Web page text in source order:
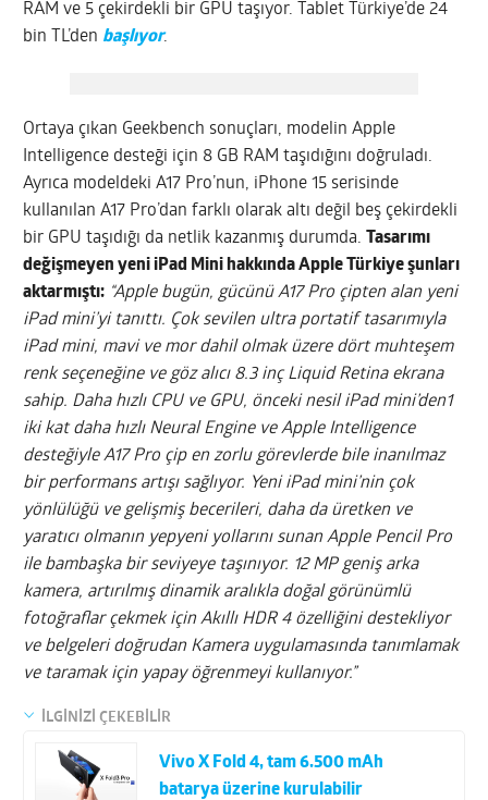
RAM ve 5 çekirdekli bir GPU taşıyor. Tablet Türkiye’de 24
bin TL’den başlıyor.
Ortaya çıkan Geekbench sonuçları, modelin Apple
Intelligence desteği için 8 GB RAM taşıdığını doğruladı.
Ayrıca modeldeki A17 Pro’nun, iPhone 15 serisinde
kullanılan A17 Pro’dan farklı olarak altı değil beş çekirdekli
bir GPU taşıdığı da netlik kazanmış durumda.
Tasarımı
değişmeyen yeni iPad Mini hakkında Apple Türkiye şunları
aktarmıştı: “Apple bugün, gücünü A17 Pro çipten alan yeni
iPad mini’yi tanıttı. Çok sevilen ultra portatif tasarımıyla
iPad mini, mavi ve mor dahil olmak üzere dört muhteşem
renk seçeneğine ve göz alıcı 8.3 inç Liquid Retina ekrana
sahip. Daha hızlı CPU ve GPU, önceki nesil iPad mini’den1
iki kat daha hızlı Neural Engine ve Apple Intelligence
desteğiyle A17 Pro çip en zorlu görevlerde bile inanılmaz
bir performans artışı sağlıyor. Yeni iPad mini’nin çok
yönlülüğü ve gelişmiş becerileri, daha da üretken ve
yaratıcı olmanın yepyeni yollarını sunan Apple Pencil Pro
ile bambaşka bir seviyeye taşınıyor. 12 MP geniş arka
kamera, artırılmış dinamik aralıkla doğal görünümlü
fotoğraflar çekmek için Akıllı HDR 4 özelliğini destekliyor
ve belgeleri doğrudan Kamera uygulamasında tanımlamak
ve taramak için yapay öğrenmeyi kullanıyor.”
İLGİNİZİ ÇEKEBİLİR
Vivo X Fold 4, tam 6.500 mAh
batarya üzerine kurulabilir